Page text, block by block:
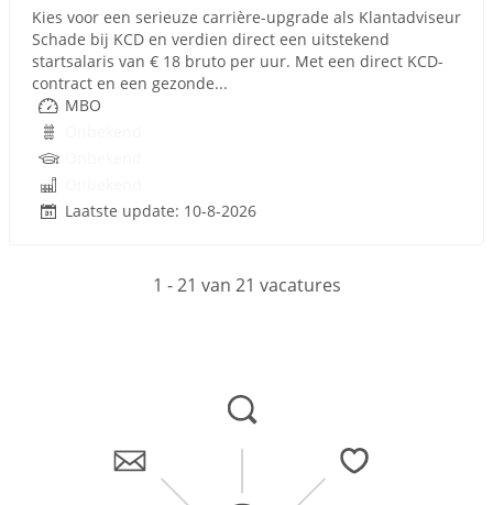
Kies voor een serieuze carrière-upgrade als Klantadviseur
Schade bij KCD en verdien direct een uitstekend
startsalaris van € 18 bruto per uur. Met een direct KCD-
contract en een gezonde...
MBO
Laatste update: 10-8-2026
1 - 21 van 21 vacatures